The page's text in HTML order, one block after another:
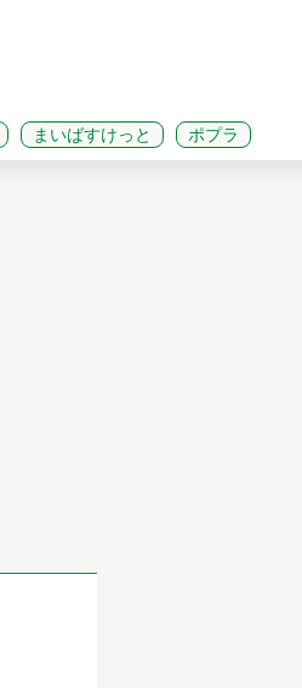
まいばすけっと ポプラ